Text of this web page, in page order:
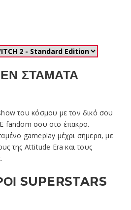
ΣΤΑΜΑΤΑ
του κόσμου με τον δικό σου
fandom σου στο έπακρο.
gameplay μέχρι σήμερα, με
της Attitude Era και τους
SUPERSTARS